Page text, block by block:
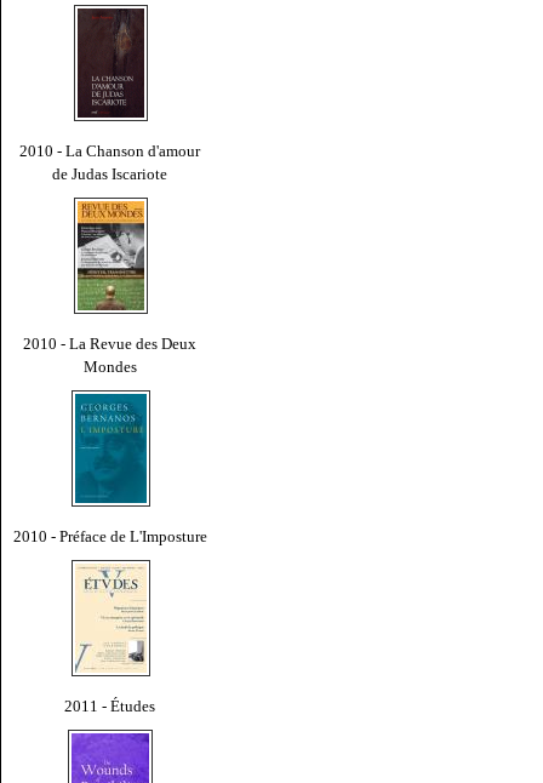
2010 - La Chanson d'amour
de Judas Iscariote
2010 - La Revue des Deux
Mondes
2010 - Préface de L'Imposture
2011 - Études